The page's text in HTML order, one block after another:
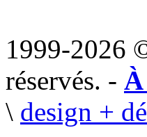
1999-2026
réservés. -
\ design +